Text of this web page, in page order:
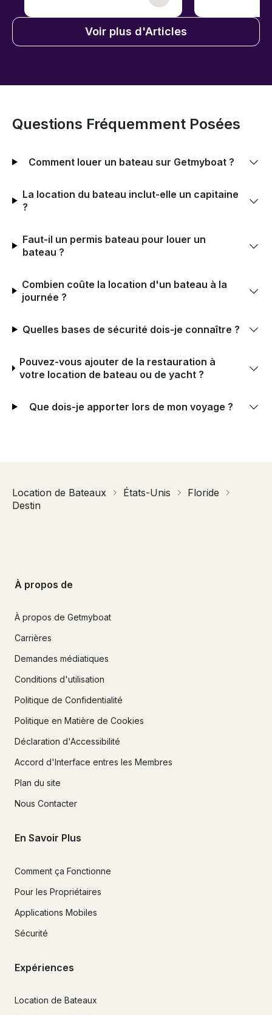
Voir plus d'Articles
Questions Fréquemment Posées
Comment louer un bateau sur Getmyboat ?
La location du bateau inclut-elle un capitaine
?
Faut-il un permis bateau pour louer un
bateau ?
Combien coûte la location d'un bateau à la
journée ?
Quelles bases de sécurité dois-je connaître ?
Pouvez-vous ajouter de la restauration à
votre location de bateau ou de yacht ?
Que dois-je apporter lors de mon voyage ?
Location de Bateaux États-Unis
Floride
Destin
À propos de
À propos de Getmyboat
Carrières
Demandes médiatiques
Conditions d'utilisation
Politique de Confidentialité
Politique en Matière de Cookies
Déclaration d'Accessibilité
Accord d'Interface entres les Membres
Plan du site
Nous Contacter
En Savoir Plus
Comment ça Fonctionne
Pour les Propriétaires
Applications Mobiles
Sécurité
Expériences
Location de Bateaux